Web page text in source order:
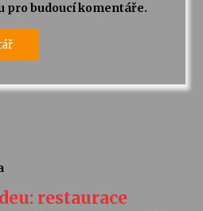
pro budoucí komentáře.
restaurace